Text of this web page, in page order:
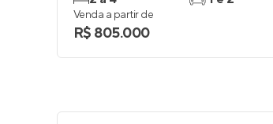
Venda a partir de
R$ 805.000